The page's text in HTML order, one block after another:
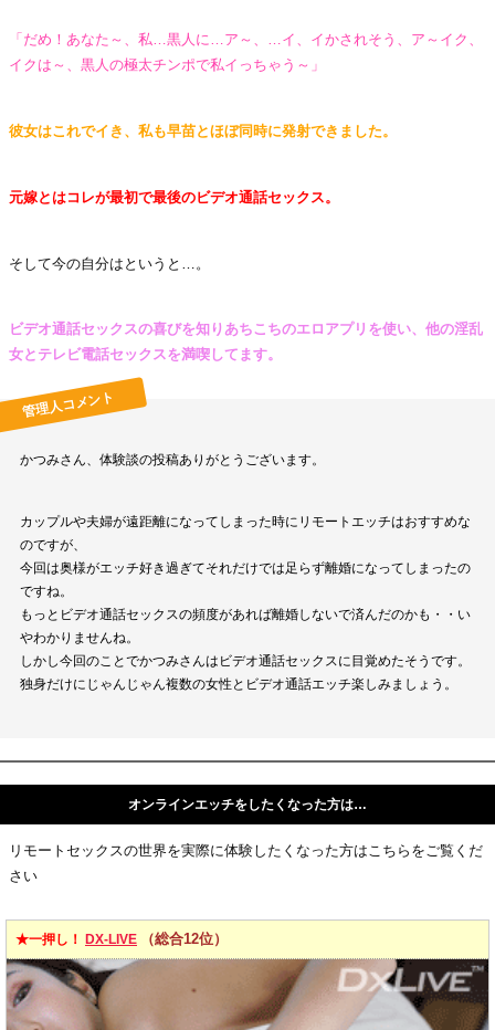
「だめ！あなた～、私…黒人に…ア～、…イ、イかされそう、ア～イク、
イクは～、黒人の極太チンポで私イっちゃう～」
彼女はこれでイき、私も早苗とほぼ同時に発射できました。
元嫁とはコレが最初で最後のビデオ通話セックス。
そして今の自分はというと…。
ビデオ通話セックスの喜びを知りあちこちのエロアプリを使い、他の淫乱
女とテレビ電話セックスを満喫してます。
かつみさん、体験談の投稿ありがとうございます。
カップルや夫婦が遠距離になってしまった時にリモートエッチはおすすめな
のですが、
今回は奥様がエッチ好き過ぎてそれだけでは足らず離婚になってしまったの
ですね。
もっとビデオ通話セックスの頻度があれば離婚しないで済んだのかも・・い
やわかりませんね。
しかし今回のことでかつみさんはビデオ通話セックスに目覚めたそうです。
独身だけにじゃんじゃん複数の女性とビデオ通話エッチ楽しみましょう。
オンラインエッチをしたくなった方は…
リモートセックスの世界を実際に体験したくなった方はこちらをご覧くだ
さい
★一押し！ DX-LIVE （総合12位）